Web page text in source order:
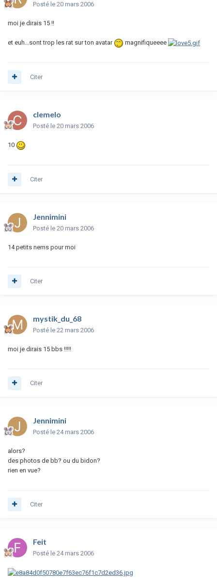
Posté le 20 mars 2006
moi je dirais 15 !!
et euh...sont trop les rat sur ton avatar magnifiqueeee
Citer
clemelo
Posté le 20 mars 2006
10
Citer
Jennimini
Posté le 20 mars 2006
14 petits nems pour moi
Citer
mystik_du_68
Posté le 22 mars 2006
moi je dirais 15 bbs !!!!!
Citer
Jennimini
Posté le 24 mars 2006
alors?
des photos de bb? ou du bidon?
rien en vue?
Citer
Feit
Posté le 24 mars 2006